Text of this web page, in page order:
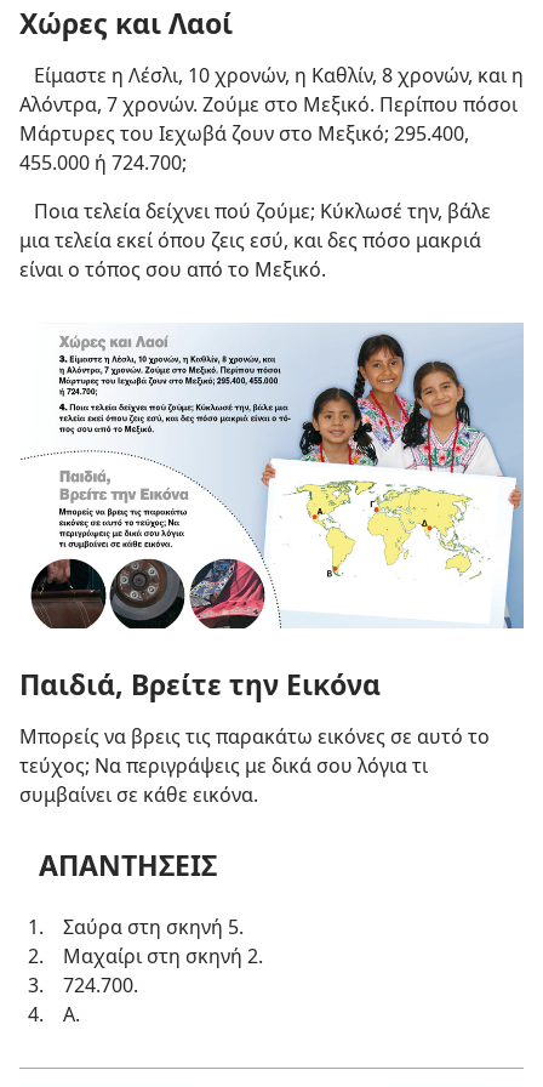
Χώρες και Λαοί
Είμαστε η Λέσλι, 10 χρονών, η Καθλίν, 8 χρονών, και η
Αλόντρα, 7 χρονών. Ζούμε στο Μεξικό. Περίπου πόσοι
Μάρτυρες του Ιεχωβά ζουν στο Μεξικό; 295.400,
455.000 ή 724.700;
Ποια τελεία δείχνει πού ζούμε; Κύκλωσέ την, βάλε
μια τελεία εκεί όπου ζεις εσύ, και δες πόσο μακριά
είναι ο τόπος σου από το Μεξικό.
Παιδιά, Βρείτε την Εικόνα
Μπορείς να βρεις τις παρακάτω εικόνες σε αυτό το
τεύχος; Να περιγράψεις με δικά σου λόγια τι
συμβαίνει σε κάθε εικόνα.
ΑΠΑΝΤΗΣΕΙΣ
Σαύρα στη σκηνή 5.
Μαχαίρι στη σκηνή 2.
724.700.
Α.